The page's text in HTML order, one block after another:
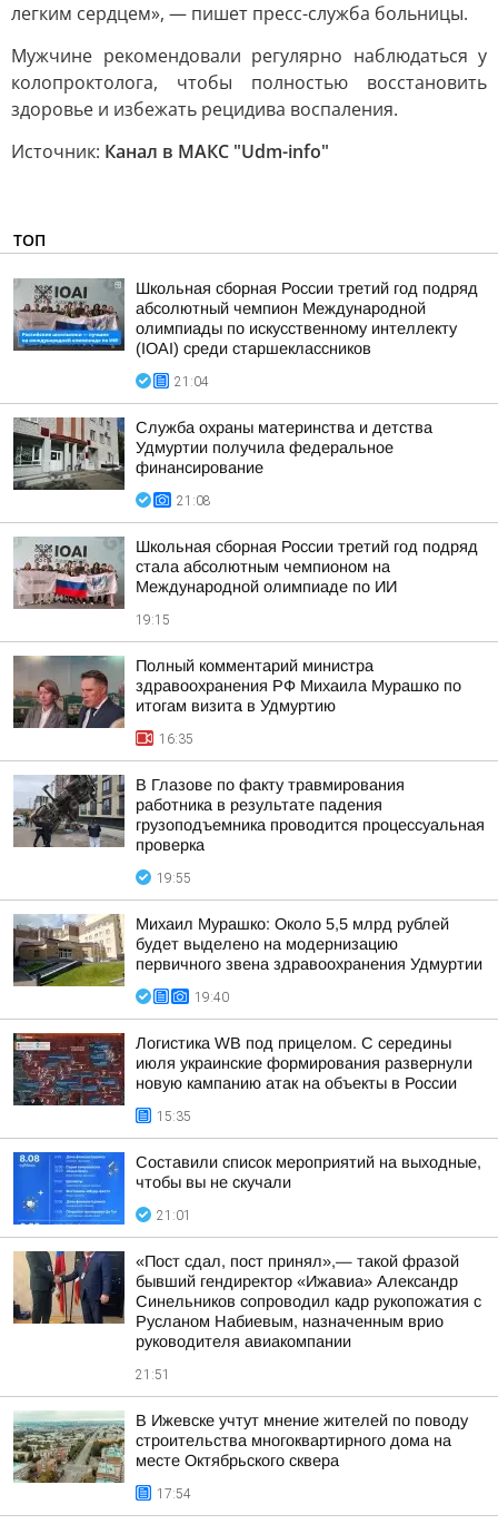
легким сердцем», — пишет пресс-служба больницы.
Мужчине рекомендовали регулярно наблюдаться у
колопроктолога, чтобы полностью восстановить
здоровье и избежать рецидива воспаления.
Источник: Канал в МАКС "Udm-info"
ТОП
Школьная сборная России третий год подряд
абсолютный чемпион Международной
олимпиады по искусственному интеллекту
(IOAI) среди старшеклассников
21:04
Служба охраны материнства и детства
Удмуртии получила федеральное
финансирование
21:08
Школьная сборная России третий год подряд
стала абсолютным чемпионом на
Международной олимпиаде по ИИ
19:15
Полный комментарий министра
здравоохранения РФ Михаила Мурашко по
итогам визита в Удмуртию
16:35
В Глазове по факту травмирования
работника в результате падения
грузоподъемника проводится процессуальная
проверка
19:55
Михаил Мурашко: Около 5,5 млрд рублей
будет выделено на модернизацию
первичного звена здравоохранения Удмуртии
19:40
Логистика WB под прицелом. С середины
июля украинские формирования развернули
новую кампанию атак на объекты в России
15:35
Составили список мероприятий на выходные,
чтобы вы не скучали
21:01
«Пост сдал, пост принял»,— такой фразой
бывший гендиректор «Ижавиа» Александр
Синельников сопроводил кадр рукопожатия с
Русланом Набиевым, назначенным врио
руководителя авиакомпании
21:51
В Ижевске учтут мнение жителей по поводу
строительства многоквартирного дома на
месте Октябрьского сквера
17:54